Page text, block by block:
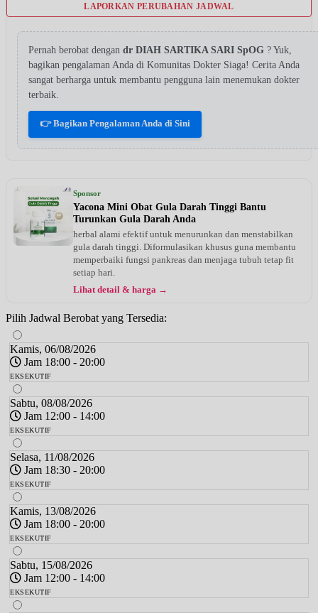
LAPORKAN PERUBAHAN JADWAL
Pernah berobat dengan dr DIAH SARTIKA SARI SpOG ? Yuk,
bagikan pengalaman Anda di Komunitas Dokter Siaga! Cerita Anda
sangat berharga untuk membantu pengguna lain menemukan dokter
terbaik.
👉 Bagikan Pengalaman Anda di Sini
Sponsor
Yacona Mini Obat Gula Darah Tinggi Bantu
Turunkan Gula Darah Anda
herbal alami efektif untuk menurunkan dan menstabilkan
gula darah tinggi. Diformulasikan khusus guna membantu
memperbaiki fungsi pankreas dan menjaga tubuh tetap fit
setiap hari.
Lihat detail & harga →
Pilih Jadwal Berobat yang Tersedia:
Kamis, 06/08/2026
Jam 18:00 - 20:00
EKSEKUTIF
Sabtu, 08/08/2026
Jam 12:00 - 14:00
EKSEKUTIF
Selasa, 11/08/2026
Jam 18:30 - 20:00
EKSEKUTIF
Kamis, 13/08/2026
Jam 18:00 - 20:00
EKSEKUTIF
Sabtu, 15/08/2026
Jam 12:00 - 14:00
EKSEKUTIF